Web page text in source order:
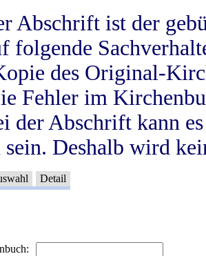
Abschrift ist der
folgende
des Original-
Fehler im
der Abschrift kann
sein. Deshalb wird
Detail